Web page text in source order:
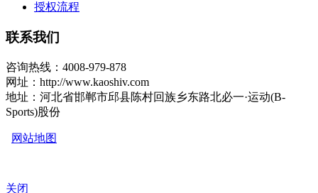
授权流程
联系我们
咨询热线：4008-979-878
网址：http://www.kaoshiv.com
地址：河北省邯郸市邱县陈村回族乡东路北必一·运动(B-
Sports)股份
网站地图
关闭